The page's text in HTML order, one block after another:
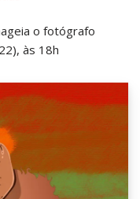
o fotógrafo
às 18h